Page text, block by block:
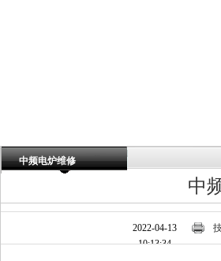
中频电炉维修
中
2022-04-13
10:13:34